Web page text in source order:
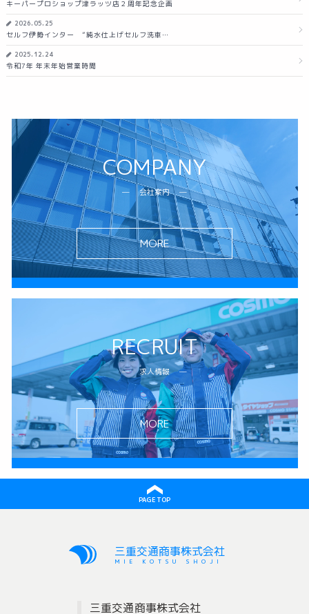
キーパープロショップ津ラッツ店２周年記念企画
2026.05.25
セルフ伊勢インター ”純水仕上げセルフ洗車…
2025.12.24
令和7年 年末年始営業時間
COMPANY
会社案内
MORE
RECRUIT
求人情報
MORE
PAGE TOP
三重交通商事株式会社
MIE KOTSU SHOJI
三重交通商事株式会社